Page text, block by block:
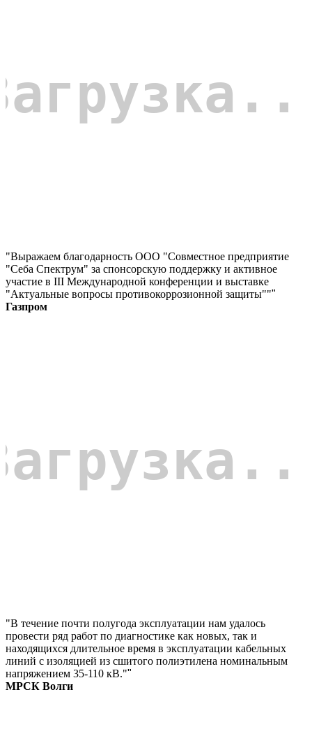
"Выражаем благодарность ООО "Совместное предприятие
"Себа Спектрум" за спонсорскую поддержку и активное
участие в III Международной конференции и выставке
"Актуальные вопросы противокоррозионной защиты"""
Газпром
"В течение почти полугода эксплуатации нам удалось
провести ряд работ по диагностике как новых, так и
находящихся длительное время в эксплуатации кабельных
линий с изоляцией из сшитого полиэтилена номинальным
напряжением 35-110 кВ.""
МРСК Волги